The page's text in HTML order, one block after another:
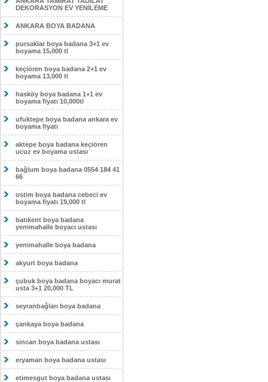
DEKORASYON EV YENİLEME
ANKARA BOYA BADANA
pursaklar boya badana 3+1 ev
boyama 15,000 tl
keçiören boya badana 2+1 ev
boyama 13,000 tl
hasköy boya badana 1+1 ev
boyama fiyatı 10,000tl
ufuktepe boya badana ankara ev
boyama fiyatı
aktepe boya badana keçiören
ucuz ev boyama ustası
bağlum boya badana 0554 184 41
66
ostim boya badana cebeci ev
boyama fiyatı 19,000 tl
batıkent boya badana
yenimahalle boyacı ustası
yenimahalle boya badana
akyurt boya badana
çubuk boya badana boyacı murat
usta 3+1 20,000 TL
seyranbağları boya badana
çankaya boya badana
sincan boya badana ustası
eryaman boya badana ustası
etimesgut boya badana ustası